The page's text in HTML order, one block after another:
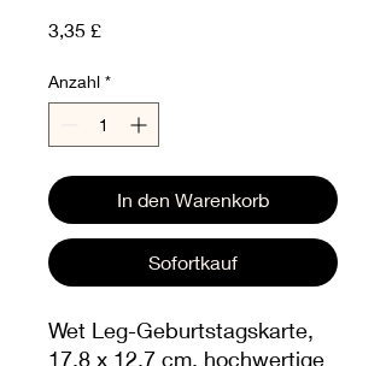
3,35 £Preis
Anzahl *
In den Warenkorb
Sofortkauf
Wet Leg-Geburtstagskarte,
17,8 x 12,7 cm, hochwertige